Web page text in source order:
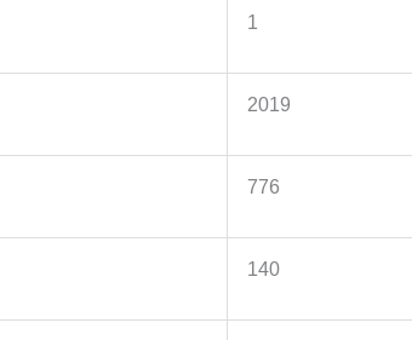
1
2019
776
140